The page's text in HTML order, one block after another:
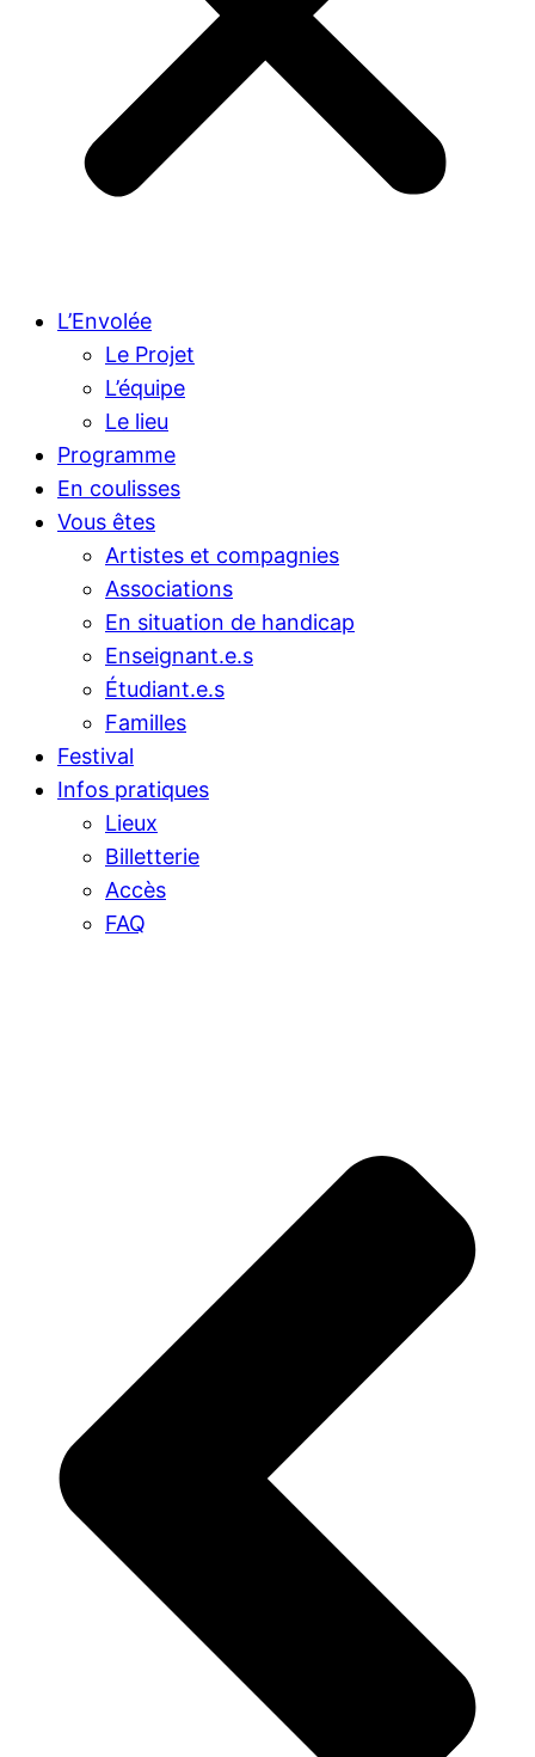
L’Envolée
Le Projet
L’équipe
Le lieu
Programme
En coulisses
Vous êtes
Artistes et compagnies
Associations
En situation de handicap
Enseignant.e.s
Étudiant.e.s
Familles
Festival
Infos pratiques
Lieux
Billetterie
Accès
FAQ